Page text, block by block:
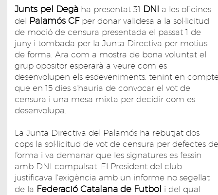
Junts pel Degà ha presentat 31 DNI a les oficines
del Palamós CFper donar validesa a la sol·licitud
de moció de censura presentada el passat 1 de
juny i tombada per la Junta Directiva per motius
de forma. Ara com a mostra de bona voluntat el
grup opositor esperarà a veure com es
desenvolupen els esdeveniments, tenint en
que en 15 dies s'hauria de convocar el vot de
censura i una mesa mixta per decidir com es
desenvolupa.
La Junta Directiva del Palamós ha rebutjat dos
cops la sol·licitud de vot de censura per defectes de
forma i va demanar que les signatures es fessin
amb DNI compulsat. El President del club
justificava l'exigència amb un informe no segellat
de la Federació Catalana de Futbol i del qual